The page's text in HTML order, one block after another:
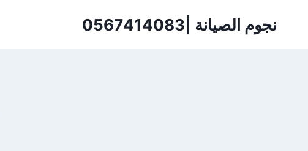
نجوم الصيانة |0567414083